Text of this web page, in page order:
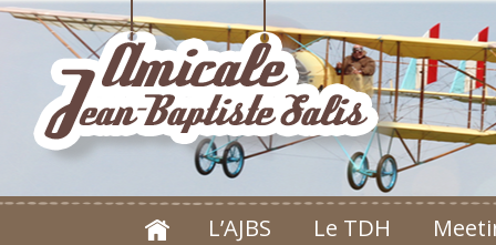
L’AJBS Le TDH